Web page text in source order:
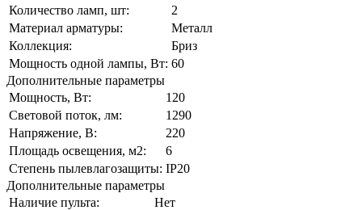
Количество ламп, шт:
2
Материал арматуры:
Металл
Коллекция:
Бриз
Мощность одной лампы, Вт: 60
Дополнительные параметры
Мощность, Вт:
120
Световой поток, лм:
1290
Напряжение, В:
220
Площадь освещения, м2:
6
Степень пылевлагозащиты: IP20
Дополнительные параметры
Наличие пульта:
Нет